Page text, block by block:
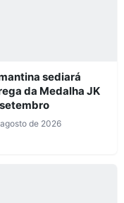
sediará
da Medalha JK
de 2026